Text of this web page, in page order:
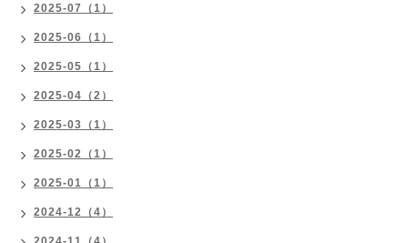
2025-07（1）
2025-06（1）
2025-05（1）
2025-04（2）
2025-03（1）
2025-02（1）
2025-01（1）
2024-12（4）